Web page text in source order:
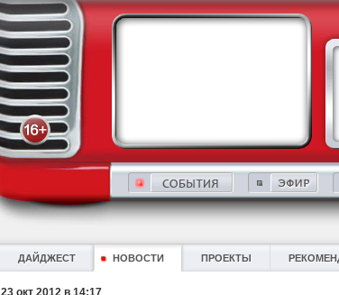
ДАЙДЖЕСТ НОВОСТИ ПРОЕКТЫ
23 окт 2012 в 14:17